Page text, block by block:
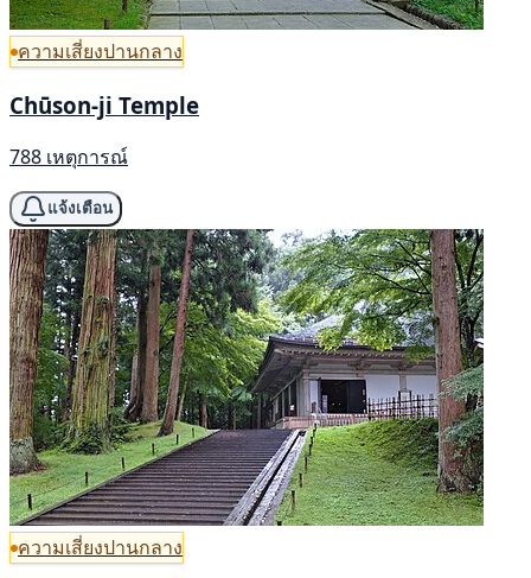
ความเสี่ยงปานกลาง
Chūson-ji Temple
788 เหตุการณ์
แจ้งเตือน
ความเสี่ยงปานกลาง